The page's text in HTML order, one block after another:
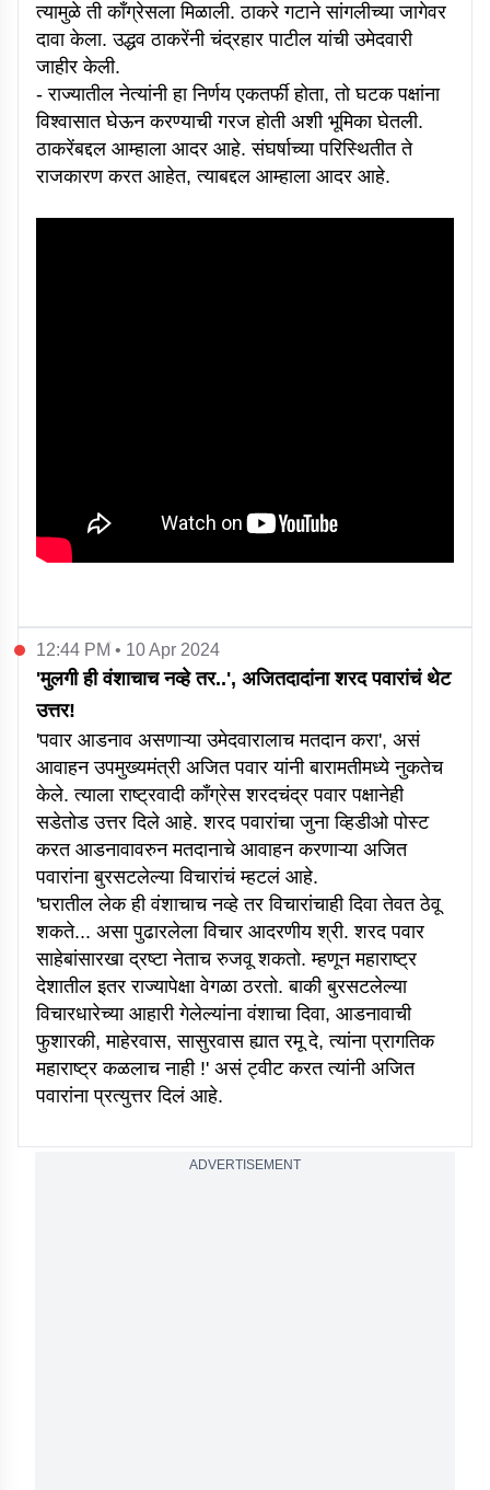
त्यामुळे ती काँग्रेसला मिळाली. ठाकरे गटाने सांगलीच्या जागेवर
दावा केला. उद्धव ठाकरेंनी चंद्रहार पाटील यांची उमेदवारी
जाहीर केली.
- राज्यातील नेत्यांनी हा निर्णय एकतर्फी होता, तो घटक पक्षांना
विश्वासात घेऊन करण्याची गरज होती अशी भूमिका घेतली.
ठाकरेंबद्दल आम्हाला आदर आहे. संघर्षाच्या परिस्थितीत ते
राजकारण करत आहेत, त्याबद्दल आम्हाला आदर आहे.
12:44 PM • 10 Apr 2024
'मुलगी ही वंशाचाच नव्हे तर..', अजितदादांना शरद पवारांचं थेट
उत्तर!
'पवार आडनाव असणाऱ्या उमेदवारालाच मतदान करा', असं
आवाहन उपमुख्यमंत्री अजित पवार यांनी बारामतीमध्ये नुकतेच
केले. त्याला राष्ट्रवादी काँग्रेस शरदचंद्र पवार पक्षानेही
सडेतोड उत्तर दिले आहे. शरद पवारांचा जुना व्हिडीओ पोस्ट
करत आडनावावरुन मतदानाचे आवाहन करणाऱ्या अजित
पवारांना बुरसटलेल्या विचारांचं म्हटलं आहे.
'घरातील लेक ही वंशाचाच नव्हे तर विचारांचाही दिवा तेवत ठेवू
शकते... असा पुढारलेला विचार आदरणीय श्री. शरद पवार
साहेबांसारखा द्रष्टा नेताच रुजवू शकतो. म्हणून महाराष्ट्र
देशातील इतर राज्यापेक्षा वेगळा ठरतो. बाकी बुरसटलेल्या
विचारधारेच्या आहारी गेलेल्यांना वंशाचा दिवा, आडनावाची
फुशारकी, माहेरवास, सासुरवास ह्यात रमू दे, त्यांना प्रागतिक
महाराष्ट्र कळलाच नाही !' असं ट्वीट करत त्यांनी अजित
पवारांना प्रत्युत्तर दिलं आहे.
ADVERTISEMENT